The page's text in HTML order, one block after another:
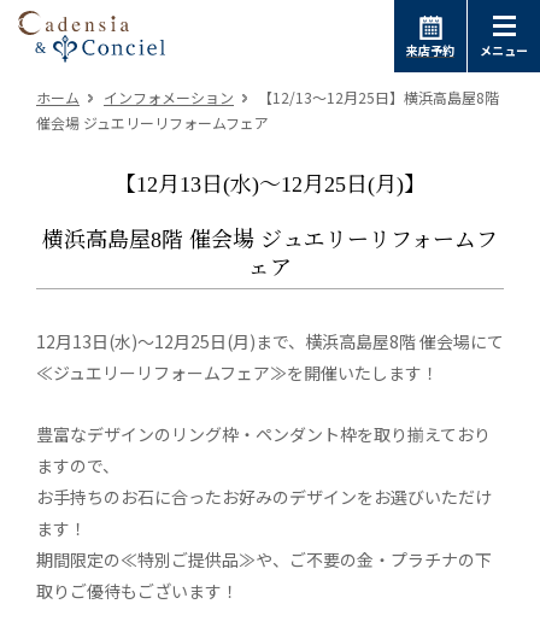
来店予約 メニュー
ホーム インフォメーション
【12/13～12月25日】横浜高島屋8階
催会場 ジュエリーリフォームフェア
【12月13日(水)～12月25日(月)】
横浜高島屋8階 催会場 ジュエリーリフォームフ
ェア
12月13日(水)～12月25日(月)まで、横浜高島屋8階 催会場にて
≪ジュエリーリフォームフェア≫を開催いたします！
豊富なデザインのリング枠・ペンダント枠を取り揃えており
ますので、
お手持ちのお石に合ったお好みのデザインをお選びいただけ
ます！
期間限定の≪特別ご提供品≫や、 ご不要の金・プラチナの下
取りご優待もございます！